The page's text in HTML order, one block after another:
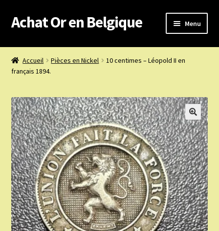
Aller
à
navigation
Aller
au
Achat Or en Belgique Menu
Achat or en Belgique
Boutique or et argent
Confidentialité
Heures d’ouverture
Nous achetons
Nous contacter
Accueil Pièces en Nickel
10 centimes – Léopold II en
français 1894.